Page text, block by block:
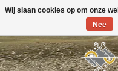
Toggle
Wij slaan cookies op om onze
Nee